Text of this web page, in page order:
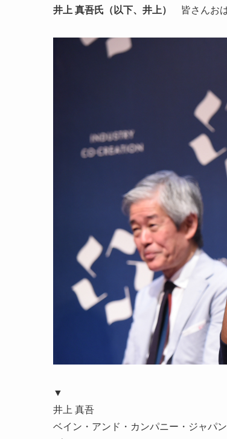
井上 真吾氏（以下、井上） 皆さんお
▼
井上 真吾
ベイン・アンド・カンパニー・ジャパン